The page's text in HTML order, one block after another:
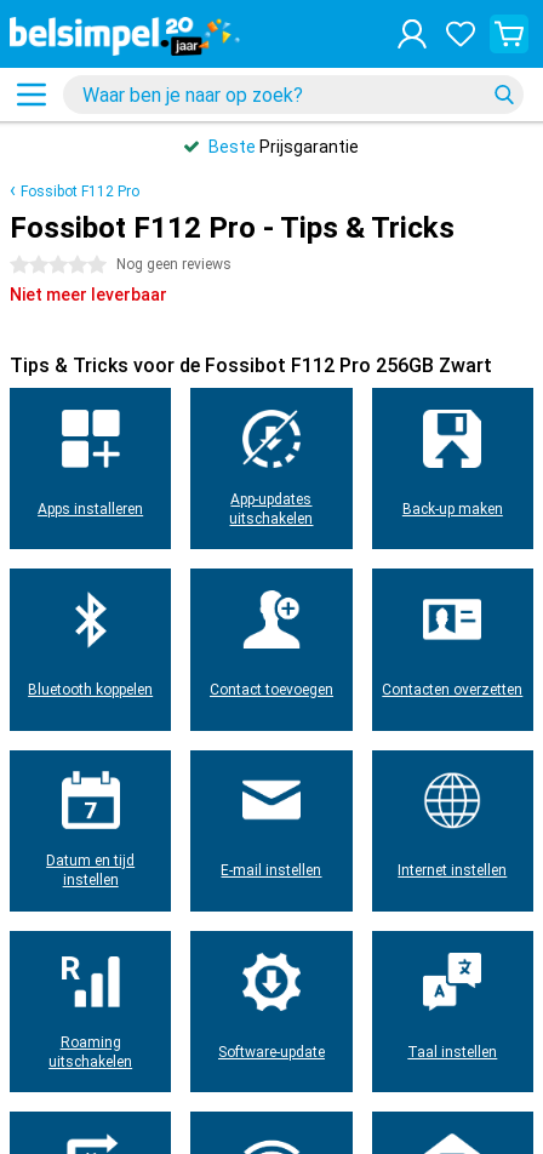
Beste Prijsgarantie
Fossibot F112 Pro
Fossibot F112 Pro - Tips & Tricks
0 sterren Nog geen reviews
Niet meer leverbaar
Tips & Tricks voor de Fossibot F112 Pro 256GB Zwart
Apps installeren
App-updates
uitschakelen
Back-up maken
Bluetooth koppelen Contact toevoegen Contacten overzetten
Datum en tijd
instellen
E-mail instellen Internet instellen
Roaming
uitschakelen
Software-update Taal instellen